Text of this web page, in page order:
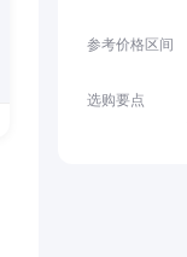
参考价格区间
选购要点